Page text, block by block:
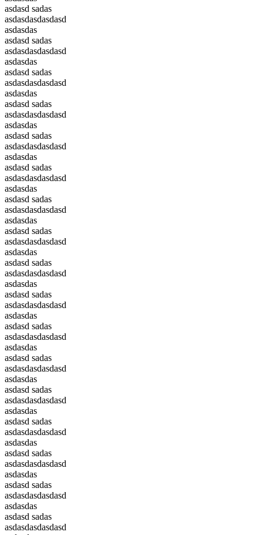
asdasd sadas
asdasdasdasdasd
asdasdas
asdasd sadas
asdasdasdasdasd
asdasdas
asdasd sadas
asdasdasdasdasd
asdasdas
asdasd sadas
asdasdasdasdasd
asdasdas
asdasd sadas
asdasdasdasdasd
asdasdas
asdasd sadas
asdasdasdasdasd
asdasdas
asdasd sadas
asdasdasdasdasd
asdasdas
asdasd sadas
asdasdasdasdasd
asdasdas
asdasd sadas
asdasdasdasdasd
asdasdas
asdasd sadas
asdasdasdasdasd
asdasdas
asdasd sadas
asdasdasdasdasd
asdasdas
asdasd sadas
asdasdasdasdasd
asdasdas
asdasd sadas
asdasdasdasdasd
asdasdas
asdasd sadas
asdasdasdasdasd
asdasdas
asdasd sadas
asdasdasdasdasd
asdasdas
asdasd sadas
asdasdasdasdasd
asdasdas
asdasd sadas
asdasdasdasdasd